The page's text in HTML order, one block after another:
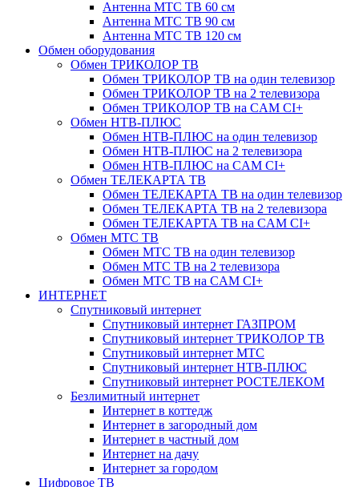
Антенна МТС ТВ 60 см
Антенна МТС ТВ 90 см
Антенна МТС ТВ 120 см
Обмен оборудования
Обмен ТРИКОЛОР ТВ
Обмен ТРИКОЛОР ТВ на один телевизор
Обмен ТРИКОЛОР ТВ на 2 телевизора
Обмен ТРИКОЛОР ТВ на CAM CI+
Обмен НТВ-ПЛЮС
Обмен НТВ-ПЛЮС на один телевизор
Обмен НТВ-ПЛЮС на 2 телевизора
Обмен НТВ-ПЛЮС на CAM CI+
Обмен ТЕЛЕКАРТА ТВ
Обмен ТЕЛЕКАРТА ТВ на один телевизор
Обмен ТЕЛЕКАРТА ТВ на 2 телевизора
Обмен ТЕЛЕКАРТА ТВ на CAM CI+
Обмен МТС ТВ
Обмен МТС ТВ на один телевизор
Обмен МТС ТВ на 2 телевизора
Обмен МТС ТВ на CAM CI+
ИНТЕРНЕТ
Спутниковый интернет
Спутниковый интернет ГАЗПРОМ
Спутниковый интернет ТРИКОЛОР ТВ
Спутниковый интернет МТС
Спутниковый интернет НТВ-ПЛЮС
Спутниковый интернет РОСТЕЛЕКОМ
Безлимитный интернет
Интернет в коттедж
Интернет в загородный дом
Интернет в частный дом
Интернет на дачу
Интернет за городом
Цифровое ТВ